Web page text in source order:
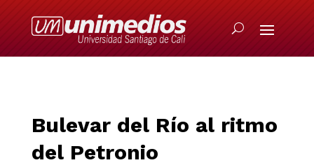
Bulevar del Río al ritmo
del Petronio